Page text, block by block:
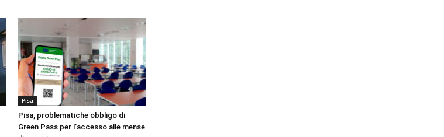
Pisa
Pisa, problematiche obbligo di
Green Pass per l’accesso alle mense